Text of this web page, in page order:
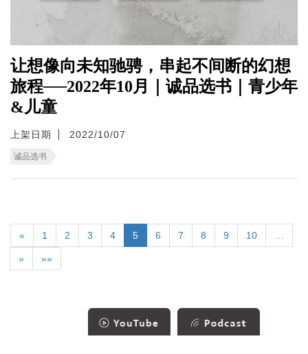
让想像向未知驰骋，串起不间断的幻想
旅程──2022年10月｜诚品选书｜青少年
&儿童
上架日期 2022/10/07
诚品选书
« 1 2 3 4 5 6 7 8 9 10
» »»